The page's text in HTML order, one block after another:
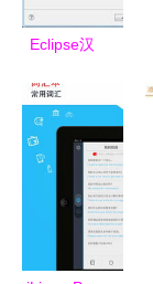
Eclipse汉
松实现中文
界面与常见
开发工具汉
化指南